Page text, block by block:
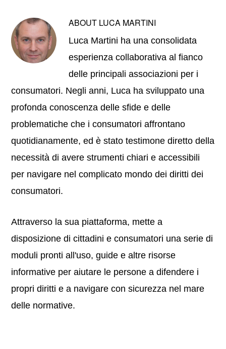
ABOUT LUCA MARTINI
Luca Martini ha una consolidata
esperienza collaborativa al fianco
delle principali associazioni per i
consumatori. Negli anni, Luca ha sviluppato una
profonda conoscenza delle sfide e delle
problematiche che i consumatori affrontano
quotidianamente, ed è stato testimone diretto della
necessità di avere strumenti chiari e accessibili
per navigare nel complicato mondo dei diritti dei
consumatori.
Attraverso la sua piattaforma, mette a
disposizione di cittadini e consumatori una serie di
moduli pronti all'uso, guide e altre risorse
informative per aiutare le persone a difendere i
propri diritti e a navigare con sicurezza nel mare
delle normative.